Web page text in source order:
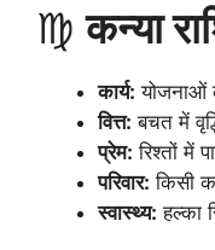
♍कन्या
कार्य: योजनाओं
वित्त: बचत में
प्रेम: रिश्तों में
परिवार: किसी
स्वास्थ्य: हल्का